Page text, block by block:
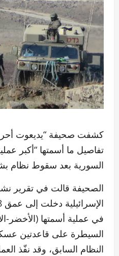
كشفت صحيفة “يديعوت
تفاصيل ما أسمتها “أكبر
السورية بعد سقوط نظام
الصحيفة قالت في تقرير
في عملية أسمتها (الأخضر-
السيطرة على قاعدتين
النظام السابق، وقد نفّذ